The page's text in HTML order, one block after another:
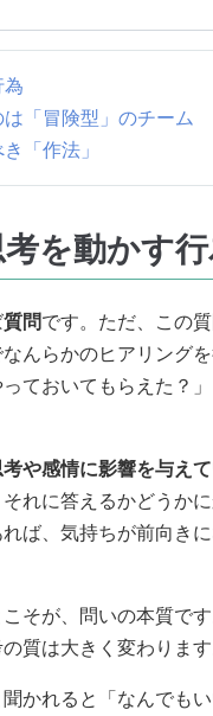
「冒険型」のチーム
「作法」
を動かす
質問です。ただ、この
んらかのヒアリング
ておいてもらえた？
や感情に影響を与え
れに答えるかどうか
ば、気持ちが前向き
そが、問いの本質で
質は大きく変わります
かれると「なんでも